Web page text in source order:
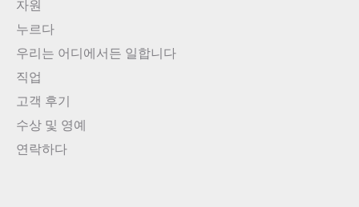
자원
누르다
우리는 어디에서든 일합니다
직업
고객 후기
수상 및 영예
연락하다